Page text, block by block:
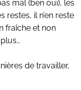
mal (ben oui), les
restes, il n’en reste
fraîche et non
de travailler,